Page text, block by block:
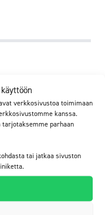
verkkosivustoa toimimaan
kanssa.
parhaan
tai jatkaa sivuston